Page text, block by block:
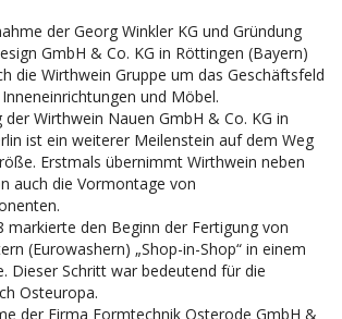
der Georg Winkler KG und Gründung
GmbH & Co. KG in Röttingen (Bayern)
die Wirthwein Gruppe um das Geschäftsfeld
und Möbel.
der Wirthwein Nauen GmbH & Co. KG in
ist ein weiterer Meilenstein auf dem Weg
Erstmals übernimmt Wirthwein neben
auch die Vormontage von
markierte den Beginn der Fertigung von
(Eurowashern) „Shop-in-Shop“ in einem
Dieser Schritt war bedeutend für die
Osteuropa.
der Firma Formtechnik Osterode GmbH &